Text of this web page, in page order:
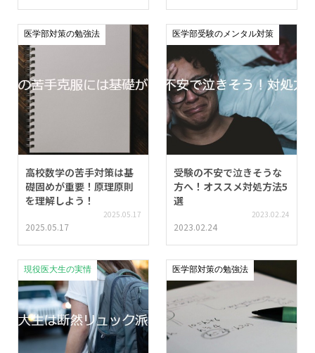
医学部対策の勉強法
高校数学の苦手対策は基
礎固めが重要！原理原則
を理解しよう！
2025.05.17
2025.05.17
医学部受験のメンタル対策
受験の不安で泣きそうな
方へ！オススメ対処方法5
選
2023.02.24
2023.02.24
現役医大生の実情 医学部対策の勉強法